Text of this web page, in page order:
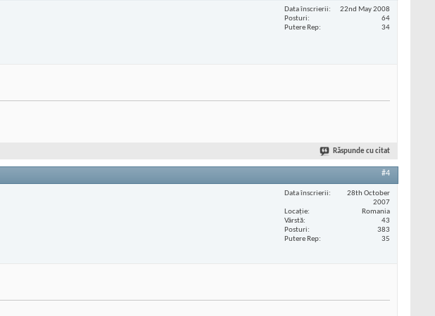
Data înscrierii
22nd May 2008
Posturi
64
Putere Rep
34
Răspunde cu citat
#4
Data înscrierii
28th October
2007
Locaţie
Romania
Vârstă
43
Posturi
383
Putere Rep
35